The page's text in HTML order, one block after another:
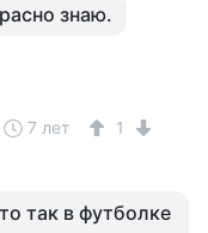
знаю.
7 лет 1
так в футболке